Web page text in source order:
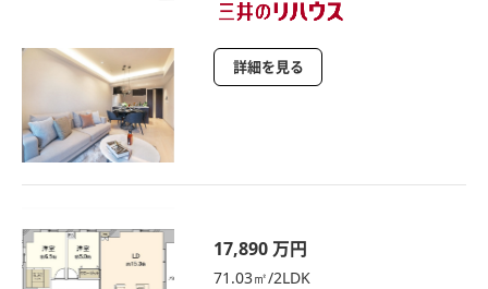
詳細を見る
17,890 万円
71.03㎡/2LDK